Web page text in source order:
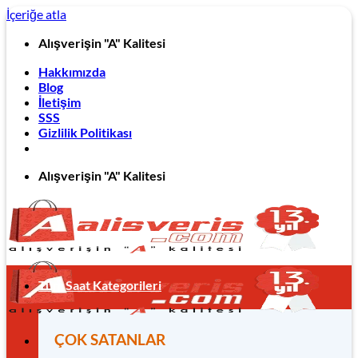
İçeriğe atla
Alışverişin "A" Kalitesi
Hakkımızda
Blog
İletişim
SSS
Gizlilik Politikası
Alışverişin "A" Kalitesi
Tüm Saat Kategorileri
ÇOK SATANLAR